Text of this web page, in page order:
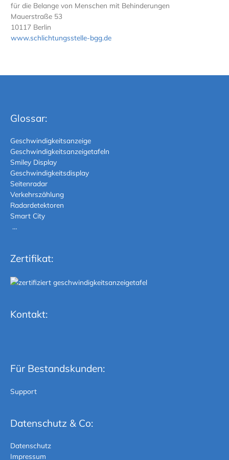
für die Belange von Menschen mit Behinderungen
Mauerstraße 53
10117 Berlin
www.schlichtungsstelle-bgg.de
Glossar:
Geschwindigkeitsanzeige
Geschwindigkeitsanzeigetafeln
Smiley Display
Geschwindigkeitsdisplay
Seitenradar
Verkehrszählung
Radardetektoren
Smart City
…
Zertifikat:
Kontakt:
Für Bestandskunden:
Support
Datenschutz & Co:
Datenschutz
Impressum